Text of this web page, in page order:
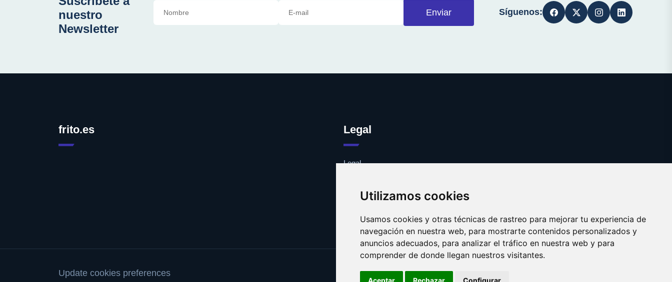
Utilizamos cookies
Usamos cookies y otras técnicas de rastreo para mejorar tu experiencia de
navegación en nuestra web, para mostrarte contenidos personalizados y
anuncios adecuados, para analizar el tráfico en nuestra web y para
comprender de donde llegan nuestros visitantes.
Aceptar Rechazar Configurar
nuestro
Newsletter
Enviar Síguenos:
frito.es Legal
Legal
Contacto
Update cookies preferences